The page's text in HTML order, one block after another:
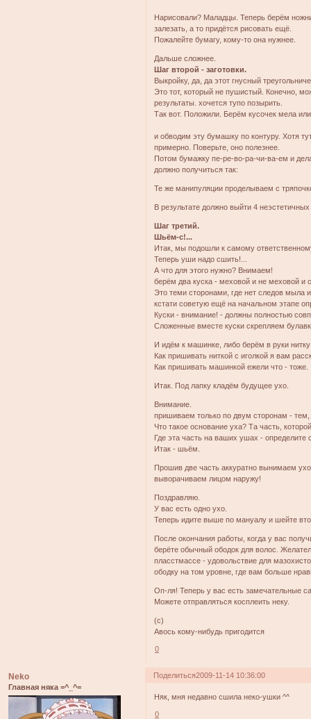
Нарисовали? Маладцы. Теперь берём
залезать, а то придётся рисовать ещё.
Пожалейте бумагу, кому-то она нужнее.
Дальше сложнее.
Шаг второй - заготовки.
Выкройку, да, да этот гнусный
Это тот, который не пушистый. Конечно,
результаты. хочется тупо позырить.
Так вот. Положили. Берём кусочек мела
и обводим эту бумашку по контуру. Хотя
примерно. Поверьте, оно полезнее.
Потом бумажку пе-ре-во-ра-чи-ва-ем и
должно получиться так:
Те же манипуляции проделываем с
В результате должно выйти 4 неэстетичных
Шаг третий.
Шьём-с!...
Итак, мы подошли к самому
Теперь уши надо сшить!...
А что для этого нужно? Внимаем!
берём два куска - меховой и не меховой и
Это теми сторонами, где нет следов мыла
кстати советую ещё на начальном этапе
Куски - внимание! - должны полностью
Сложенные вместе куски скрепляем
И идём к машинке, либо берём в руки нитку
Как пришивать ниткой с иголкой я вам
Как пришивать машинкой ежели что - тоже.
Итак. Под лапку кладём будущее ухо.
Внимание.
пришиваем только по двум сторонам -
Что такое основание уха? Та часть,
Где эта часть на ваших ушах - определите
Итак - шьём.
Прошив две часть аккуратно вынимаем
выворачиваем лицом наружу!
Поздравляю.
У вас есть одно ухо.
Теперь идите выше по мануалу и шейте
После окончания работы, когда у вас
берёте обычный ободок для волос.
пласстмассе - удовольствие для
ободку на том уровне, где вам больше
Оп-ля! Теперь у вас есть замечательные
Можете отправляться косплеить неку.
(с)
Авось кому-нибудь пригодится
0
Поделиться2009-11-14 10:36:00
Neko
Главная няка =^_^=
Няк, мня недавно сшила неко-ушки ^^
0